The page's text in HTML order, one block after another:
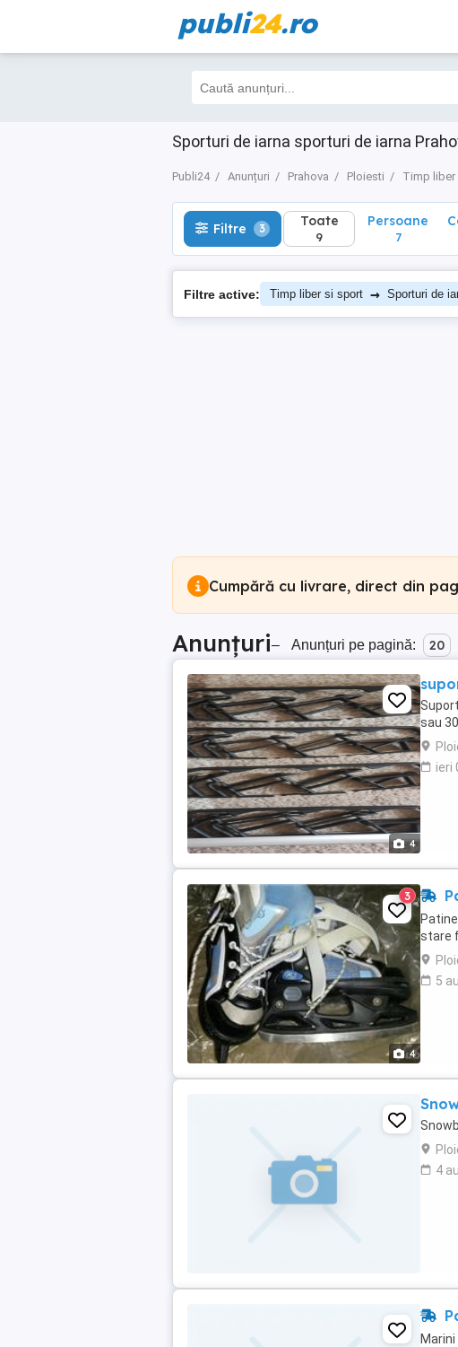
publi24.ro
Sporturi de iarna sporturi de iarna
Publi24 Anunțuri Prahova Ploiesti Timp
Filtre 3 Toate
9
Filtre 3 Toate
9
Persoane
7
Filtre active: Timp liber si sport → Sporturi de
Cumpără cu livrare, direct din
Anunțuri– Anunțuri pe pagină: 20
4
sau
ieri
4
3
stare
5
4